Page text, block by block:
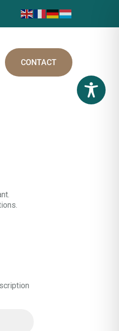
CONTACT